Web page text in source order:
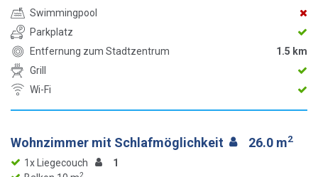
Swimmingpool
Parkplatz
Entfernung zum Stadtzentrum
1.5 km
Grill
Wi-Fi
Wohnzimmer mit Schlafmöglichkeit 26.0 m2
1x Liegecouch
1
2